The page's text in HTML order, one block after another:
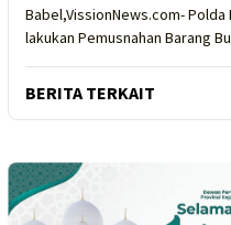
Babel,VissionNews.com-
lakukan Pemusnahan Barang
BERITA TERKAIT